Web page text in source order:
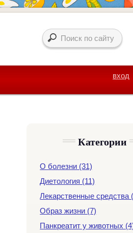
вход
Категории
О болезни (31)
Диетология (11)
Лекарственные средства
Образ жизни (7)
Панкреатит у животных